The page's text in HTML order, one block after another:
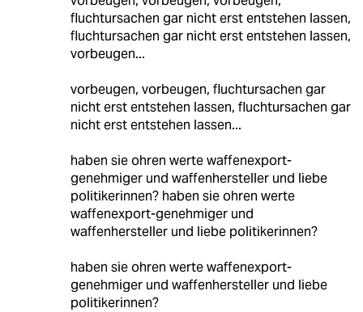
fluchtursachen gar nicht erst entstehen lassen,
fluchtursachen gar nicht erst entstehen lassen,
vorbeugen...
vorbeugen, vorbeugen, fluchtursachen gar
nicht erst entstehen lassen, fluchtursachen gar
nicht erst entstehen lassen...
haben sie ohren werte waffenexport-
genehmiger und waffenhersteller und liebe
politikerinnen? haben sie ohren werte
waffenexport-genehmiger und
waffenhersteller und liebe politikerinnen?
haben sie ohren werte waffenexport-
genehmiger und waffenhersteller und liebe
politikerinnen?